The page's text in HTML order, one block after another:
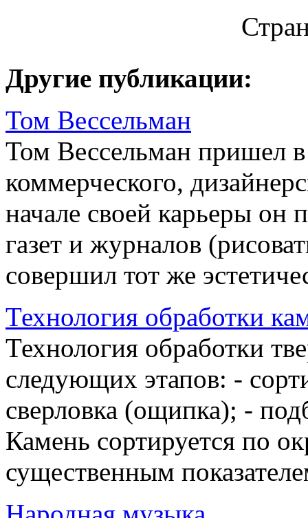
Другие публикации:
Том Вессельман
Том Вессельман пришел
коммерческого,
начале своей карьеры он
газет и журналов
совершил тот же
Технология обработки
Технология обработки
следующих этапов: -
сверловка (ощипка); -
Камень сортируется по
существенным